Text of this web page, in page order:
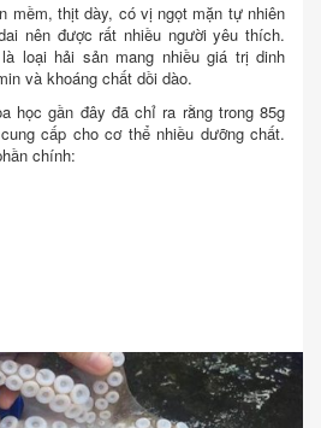
mềm, thịt dày, có vị ngọt mặn tự nhiên
nên được rất nhiều người yêu thích.
loại hải sản mang nhiều giá trị dinh
và khoáng chất dồi dào.
học gần đây đã chỉ ra rằng trong 85g
cấp cho cơ thể nhiều dưỡng chất.
chính: